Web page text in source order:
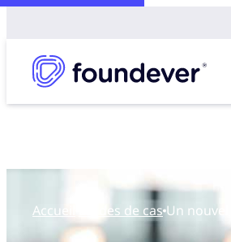
Accueil études de cas Un